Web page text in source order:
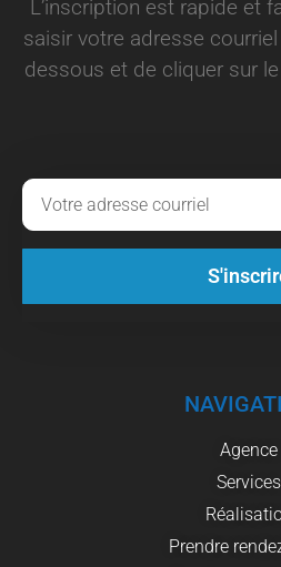
L’inscription est rapide et
saisir votre adresse
dessous et de cliquer sur le
Agence
Services
Prendre